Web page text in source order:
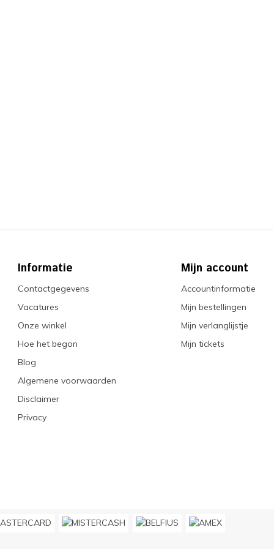
Informatie
Contactgegevens
Vacatures
Onze winkel
Hoe het begon
Blog
Algemene voorwaarden
Disclaimer
Privacy
Mijn account
Accountinformatie
Mijn bestellingen
Mijn verlanglijstje
Mijn tickets